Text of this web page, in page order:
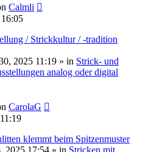
Calmli
/ Strickkultur / -tradition
2025 11:19 » in Strick- und
analog oder digital
CarolaG
klemmt beim Spitzenmuster
2025 17:54 » in Stricken mit